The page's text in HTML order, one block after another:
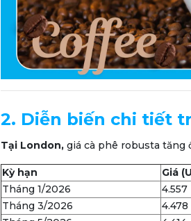
2. Diễn biến chi tiết
Tại London, giá cà phê robusta tăng
Kỳ hạn Giá
Tháng 1/2026
4.557
Tháng 3/2026
4.478